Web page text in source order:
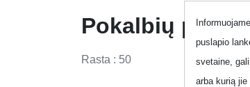
Pokalbių planai
Rasta : 50
puslapio
svetaine,
arba kurią